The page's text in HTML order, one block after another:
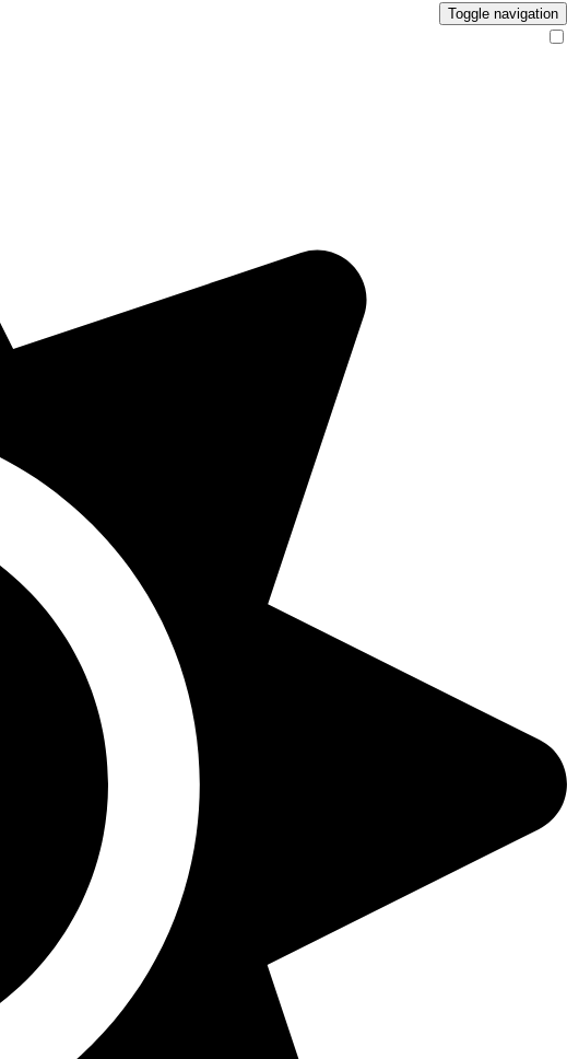
Toggle navigation